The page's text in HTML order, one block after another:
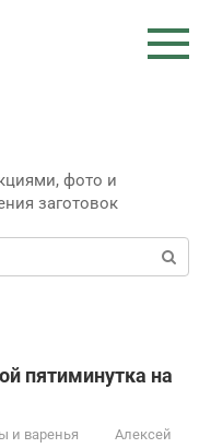
фото и
заготовок
пятиминутка на
и варенья
Алексей